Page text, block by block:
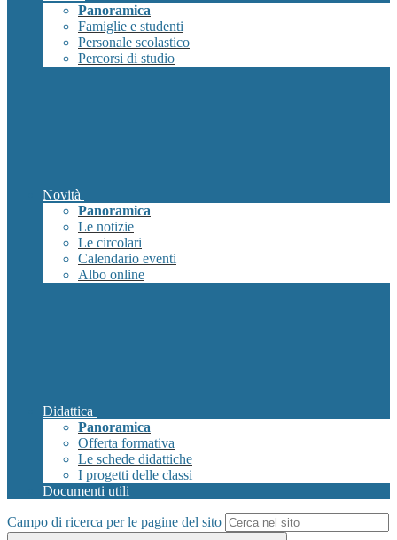
Panoramica
Famiglie e studenti
Personale scolastico
Percorsi di studio
Novità
Panoramica
Le notizie
Le circolari
Calendario eventi
Albo online
Didattica
Panoramica
Offerta formativa
Le schede didattiche
I progetti delle classi
Documenti utili
Campo di ricerca per le pagine del sito